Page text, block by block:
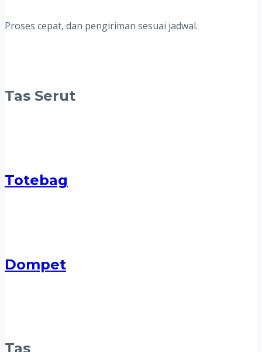
Proses cepat, dan pengiriman sesuai jadwal.
Tas Serut
Totebag
Dompet
Tas